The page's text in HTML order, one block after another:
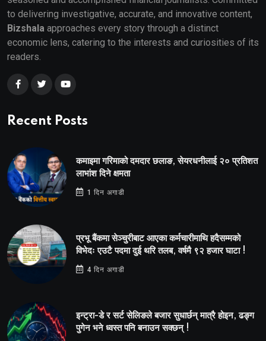
to delivering investigative, accurate, and innovative content,
Bizshala approaches every story through a distinct
economic lens, catering to the interests and curiosities of its
readers.
Recent Posts
कमाइमा गरिमाको दमदार छलाङ, सेयरधनीलाई २० प्रतिशत
लाभांश दिने क्षमता
1 दिन अगाडी
प्रभू बैंकमा सेञ्चुरीबाट आएका कर्मचारीमाथि हदैसम्मको
विभेदः एउटै पदमा दुई थरि तलब, वर्षमै ९२ हजार घाटा !
4 दिन अगाडी
इन्ट्रा-डे र सर्ट सेलिङले बजार सुधार्छन् मात्रै होइन, ढङ्ग
पुगेन भने ध्वस्त पनि बनाउन सक्छन् !